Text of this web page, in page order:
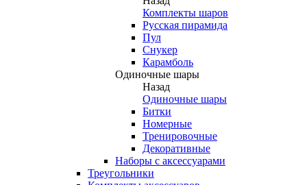
Комплекты шаров
Русская пирамида
Пул
Снукер
Карамболь
Одиночные шары
Назад
Одиночные шары
Битки
Номерные
Тренировочные
Декоративные
Наборы с аксессуарами
Треугольники